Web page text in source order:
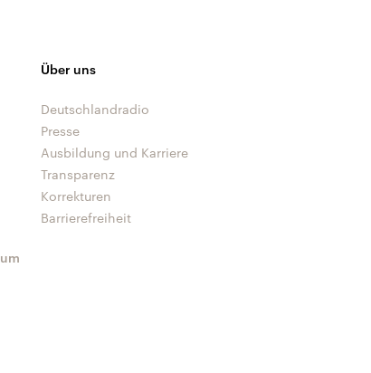
Über uns
Deutschlandradio
Presse
Ausbildung und Karriere
Transparenz
Korrekturen
Barrierefreiheit